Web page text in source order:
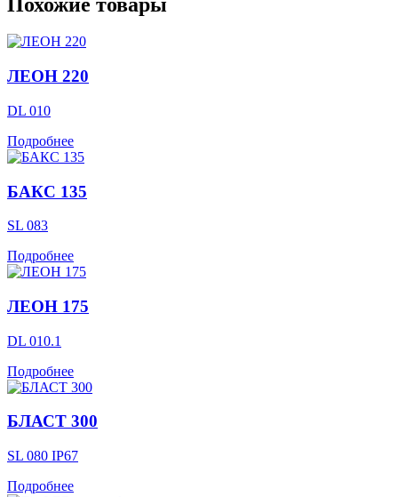
ЛЕОН 220
DL 010
Подробнее
БАКС 135
SL 083
Подробнее
ЛЕОН 175
DL 010.1
Подробнее
БЛАСТ 300
SL 080 IP67
Подробнее